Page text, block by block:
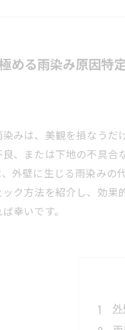
める雨染み原因特
みは、美観を損なう
、または下地の不具
外壁に生じる雨染み
ク方法を紹介し、効
幸いです。